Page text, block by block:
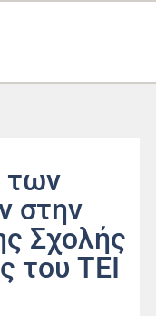
των
στην
Σχολής
του ΤΕΙ